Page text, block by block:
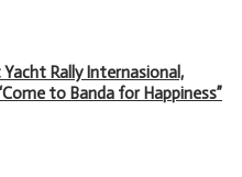
Yacht Rally Internasional,
to Banda for Happiness”